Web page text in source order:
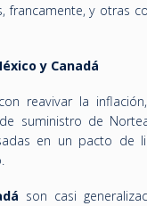
francamente, y otras
y Canadá
reavivar la
suministro de
en un pacto
son casi